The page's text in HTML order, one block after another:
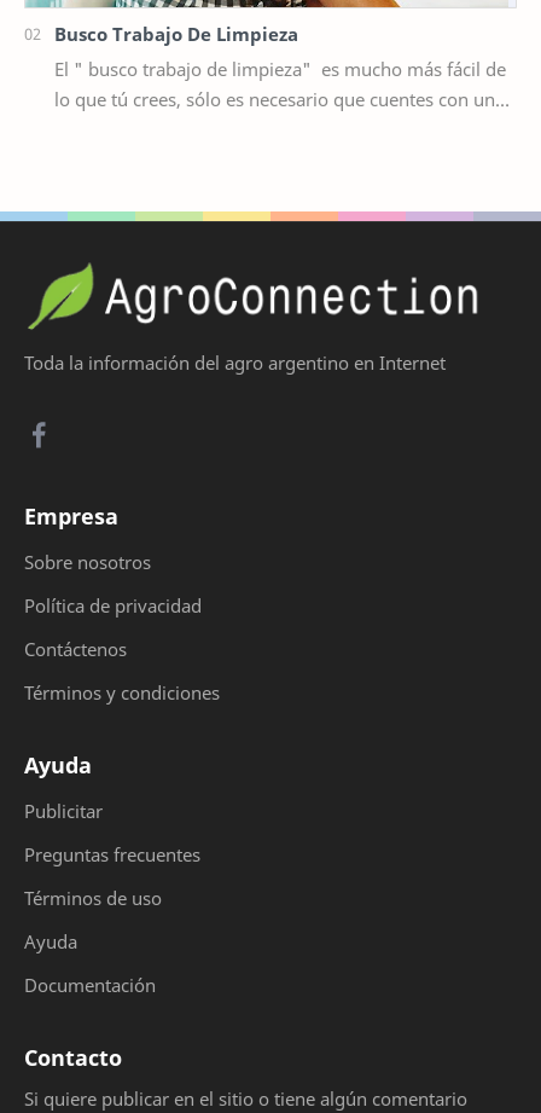
Busco Trabajo De Limpieza
El " busco trabajo de limpieza" es mucho más fácil de
lo que tú crees, sólo es necesario que cuentes con una
Toda la información del agro argentino en Internet
Empresa
Sobre nosotros
Política de privacidad
Contáctenos
Términos y condiciones
Ayuda
Publicitar
Preguntas frecuentes
Términos de uso
Ayuda
Documentación
Contacto
Si quiere publicar en el sitio o tiene algún comentario